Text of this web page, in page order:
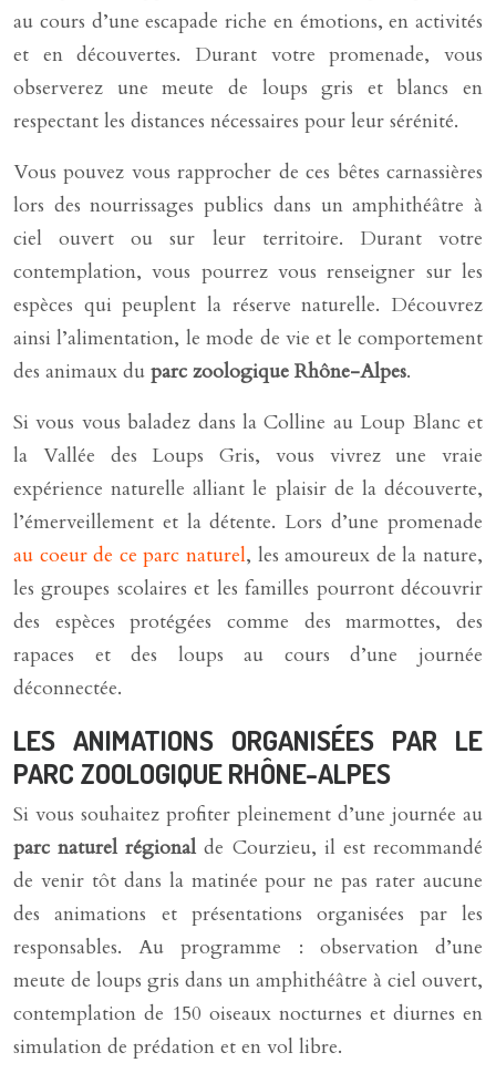
au cours d’une escapade riche en émotions, en activités
et en découvertes. Durant votre promenade, vous
observerez une meute de loups gris et blancs en
respectant les distances nécessaires pour leur sérénité.
Vous pouvez vous rapprocher de ces bêtes carnassières
lors des nourrissages publics dans un amphithéâtre à
ciel ouvert ou sur leur territoire. Durant votre
contemplation, vous pourrez vous renseigner sur les
espèces qui peuplent la réserve naturelle. Découvrez
ainsi l’alimentation, le mode de vie et le comportement
des animaux du parc zoologique Rhône-Alpes.
Si vous vous baladez dans la Colline au Loup Blanc et
la Vallée des Loups Gris, vous vivrez une vraie
expérience naturelle alliant le plaisir de la découverte,
l’émerveillement et la détente. Lors d’une promenade
au coeur de ce parc naturel, les amoureux de la nature,
les groupes scolaires et les familles pourront découvrir
des espèces protégées comme des marmottes, des
rapaces et des loups au cours d’une journée
déconnectée.
LES ANIMATIONS ORGANISÉES PAR LE
PARC ZOOLOGIQUE RHÔNE-ALPES
Si vous souhaitez profiter pleinement d’une journée au
parc naturel régionalde Courzieu, il est recommandé
de venir tôt dans la matinée pour ne pas rater aucune
des animations et présentations organisées par les
responsables. Au programme : observation d’une
meute de loups gris dans un amphithéâtre à ciel ouvert,
contemplation de 150 oiseaux nocturnes et diurnes en
simulation de prédation et en vol libre.